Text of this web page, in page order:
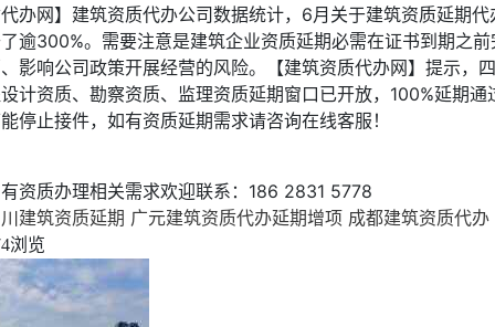
办网】建筑资质代办公司数据统计，6月关于建筑资质延期
逾300%。需要注意是建筑企业资质延期必需在证书到期之
影响公司政策开展经营的风险。【建筑资质代办网】提示，
计资质、勘察资质、监理资质延期窗口已开放，100%延期通
停止接件，如有资质延期需求请咨询在线客服！
资质办理相关需求欢迎联系：186 2831 5778
建筑资质延期 广元建筑资质代办延期增项 成都建筑资质代办
浏览